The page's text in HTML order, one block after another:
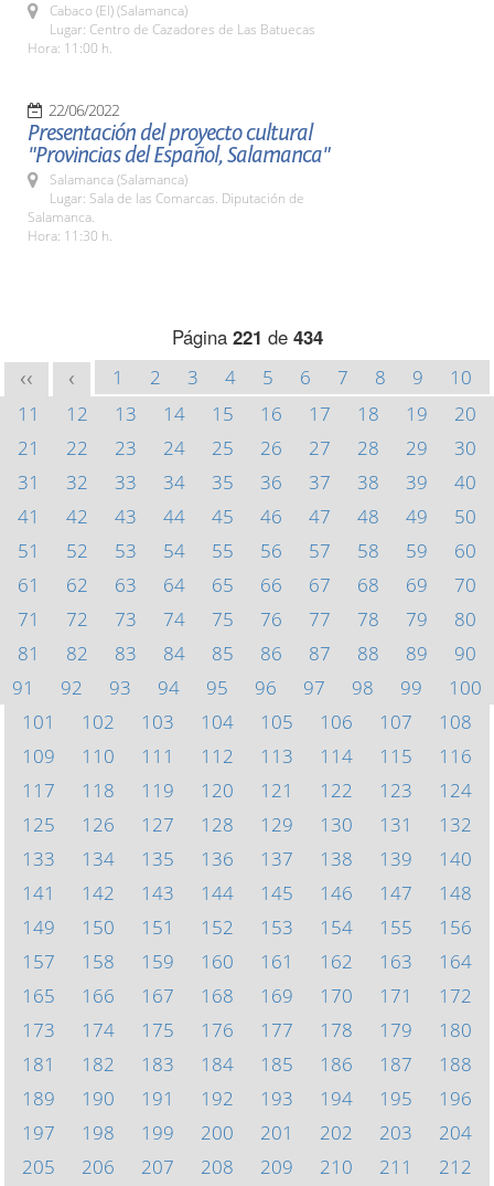
Cabaco (El) (Salamanca)
Lugar: Centro de Cazadores de Las Batuecas
Hora: 11:00 h.
22/06/2022
Presentación del proyecto cultural
"Provincias del Español, Salamanca"
Salamanca (Salamanca)
Lugar: Sala de las Comarcas. Diputación de
Salamanca.
Hora: 11:30 h.
Página 221 de 434
<< < 1 2 3 4 5 6 7 8 9
10
11
12 13 14 15 16 17 18 19
20
21
22 23 24 25 26 27 28 29
30
31
32 33 34 35 36 37 38 39
40
41
42 43 44 45 46 47 48 49
50
51
52 53 54 55 56 57 58 59
60
61
62 63 64 65 66 67 68 69
70
71
72 73 74 75 76 77 78 79
80
81
82 83 84 85 86 87 88 89
90
91
92 93 94 95 96 97 98 99
100
101
102 103 104 105 106 107
108
109
110 111 112 113 114 115
116
117
118 119 120 121 122 123
124
125
126 127 128 129 130 131
132
133
134 135 136 137 138 139
140
141
142 143 144 145 146 147
148
149
150 151 152 153 154 155
156
157
158 159 160 161 162 163
164
165
166 167 168 169 170 171
172
173
174 175 176 177 178 179
180
181
182 183 184 185 186 187
188
189
190 191 192 193 194 195
196
197
198 199 200 201 202 203
204
205
206 207 208 209 210 211
212